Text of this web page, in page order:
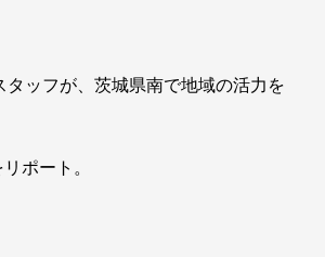
ッフが、茨城県南で地域の活力を
ポート。